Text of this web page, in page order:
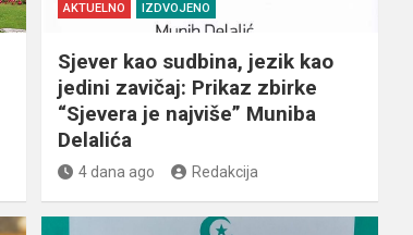
AKTUELNO IZDVOJENO
Sjever kao sudbina, jezik kao
jedini zavičaj: Prikaz zbirke
“Sjevera je najviše” Muniba
Delalića
4 dana ago Redakcija